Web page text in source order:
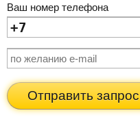
Ваш номер телефона
Отправить запрос